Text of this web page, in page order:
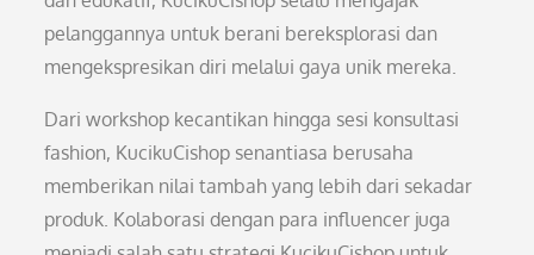
pelanggannya untuk berani bereksplorasi dan
mengekspresikan diri melalui gaya unik mereka.
Dari workshop kecantikan hingga sesi konsultasi
fashion, KucikuCishop senantiasa berusaha
memberikan nilai tambah yang lebih dari sekadar
produk. Kolaborasi dengan para influencer juga